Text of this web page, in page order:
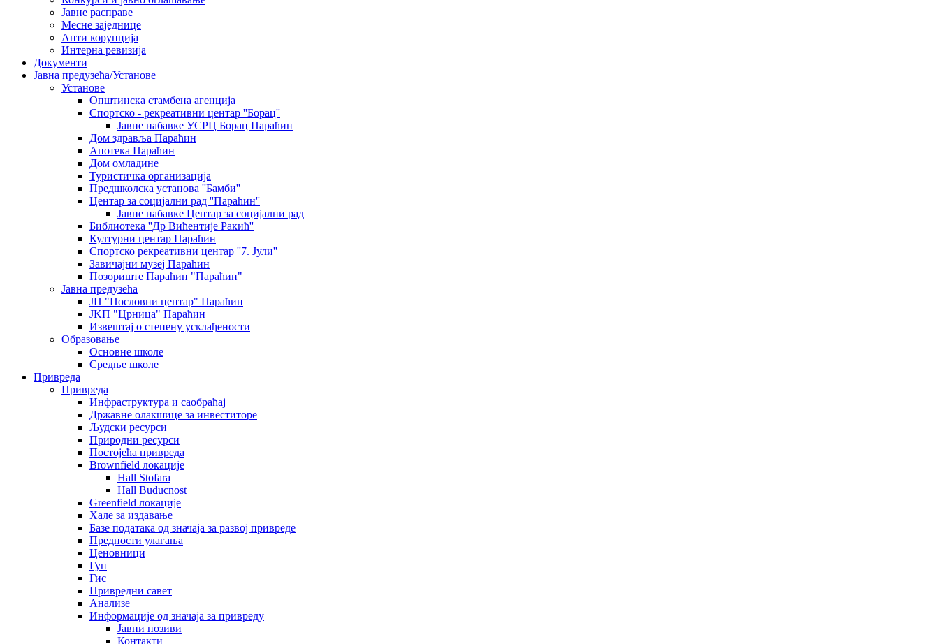
Јавне расправе
Месне заједнице
Анти корупција
Интерна ревизија
Документи
Јавна предузећа/Установе
Установе
Општинскa стамбенa агенцијa
Спортско - рекреативни центар ''Борац''
Јавне набавке УСРЦ Борац Параћин
Дом здравља Параћин
Апотека Параћин
Дом омладине
Туристичка организација
Предшколска установа ''Бамби''
Центар за социјални рад ''Параћин''
Јавне набавке Центар за социјални рад
Библиотека ''Др Вићентије Ракић''
Културни центар Параћин
Спортско рекреативни центар ''7. Јули''
Завичајни музеј Параћин
Позориште Параћин "Параћин"
Јавна предузећа
ЈП "Пословни центар" Параћин
ЈKП "Црница" Параћин
Извештај о степену усклађености
Образовање
Основне школе
Средње школе
Привреда
Привреда
Инфраструктура и саобраћај
Државне олакшице за инвеститоре
Људски ресурси
Природни ресурси
Постојећа привреда
Brownfield локације
Hall Stofara
Hall Buducnost
Greenfield локације
Хале за издавање
Базе података од значаја за развој привреде
Предности улагања
Ценовници
Гуп
Гис
Привредни савет
Aнализе
Информације од значаја за привреду
Јавни позиви
Контакти